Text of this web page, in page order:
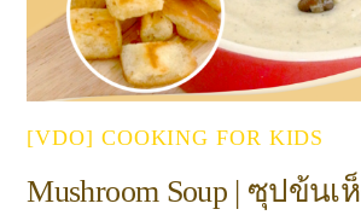
[VDO] COOKING FOR KIDS
Mushroom Soup | ซุปข้น